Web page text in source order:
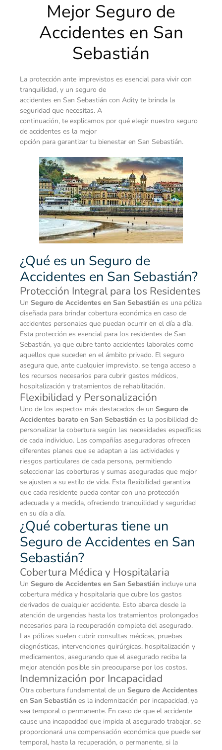
Mejor Seguro de
Accidentes en San
Sebastián
La protección ante imprevistos es esencial para vivir con
tranquilidad, y un seguro de
accidentes en San Sebastián con Adity te brinda la
seguridad que necesitas. A
continuación, te explicamos por qué elegir nuestro seguro
de accidentes es la mejor
opción para garantizar tu bienestar en San Sebastián.
¿Qué es un Seguro de
Accidentes en San Sebastián?
Protección Integral para los Residentes
Un Seguro de Accidentes en San Sebastián es una póliza
diseñada para brindar cobertura económica en caso de
accidentes personales que puedan ocurrir en el día a día.
Esta protección es esencial para los residentes de San
Sebastián, ya que cubre tanto accidentes laborales como
aquellos que suceden en el ámbito privado. El seguro
asegura que, ante cualquier imprevisto, se tenga acceso a
los recursos necesarios para cubrir gastos médicos,
hospitalización y tratamientos de rehabilitación.
Flexibilidad y Personalización
Uno de los aspectos más destacados de un Seguro de
Accidentes barato en San Sebastián es la posibilidad de
personalizar la cobertura según las necesidades específicas
de cada individuo. Las compañías aseguradoras ofrecen
diferentes planes que se adaptan a las actividades y
riesgos particulares de cada persona, permitiendo
seleccionar las coberturas y sumas aseguradas que mejor
se ajusten a su estilo de vida. Esta flexibilidad garantiza
que cada residente pueda contar con una protección
adecuada y a medida, ofreciendo tranquilidad y seguridad
en su día a día.
¿Qué coberturas tiene un
Seguro de Accidentes en San
Sebastián?
Cobertura Médica y Hospitalaria
Un Seguro de Accidentes en San Sebastián incluye una
cobertura médica y hospitalaria que cubre los gastos
derivados de cualquier accidente. Esto abarca desde la
atención de urgencias hasta los tratamientos prolongados
necesarios para la recuperación completa del asegurado.
Las pólizas suelen cubrir consultas médicas, pruebas
diagnósticas, intervenciones quirúrgicas, hospitalización y
medicamentos, asegurando que el asegurado reciba la
mejor atención posible sin preocuparse por los costos.
Indemnización por Incapacidad
Otra cobertura fundamental de un Seguro de Accidentes
en San Sebastián es la indemnización por incapacidad, ya
sea temporal o permanente. En caso de que el accidente
cause una incapacidad que impida al asegurado trabajar, se
proporcionará una compensación económica que puede ser
temporal, hasta la recuperación, o permanente, si la